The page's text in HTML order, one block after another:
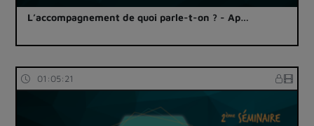
L’accompagnement de quoi parle-t-on ? - Ap…
01:05:21